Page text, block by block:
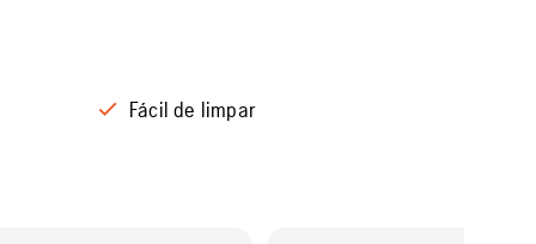
Fácil de limpar